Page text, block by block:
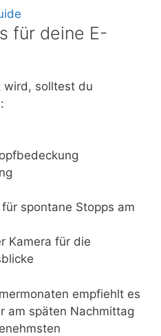
für deine E-
wird, solltest du
spontane Stopps am
Kamera für die
empfiehlt es
am späten Nachmittag